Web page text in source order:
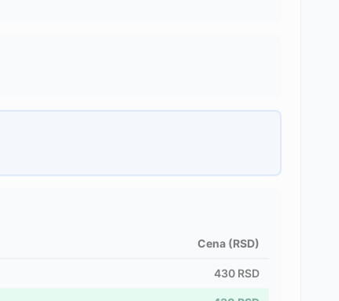
Cena (RSD)
430 RSD